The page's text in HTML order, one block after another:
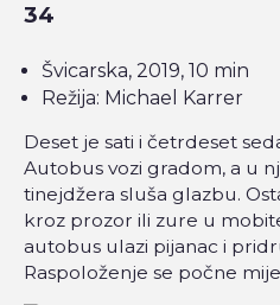
34
Švicarska, 2019, 10 min
Režija: Michael Karrer
Deset je sati i četrdeset
Autobus vozi gradom, a u
tinejdžera sluša glazbu.
kroz prozor ili zure u
autobus ulazi pijanac i
Raspoloženje se počne